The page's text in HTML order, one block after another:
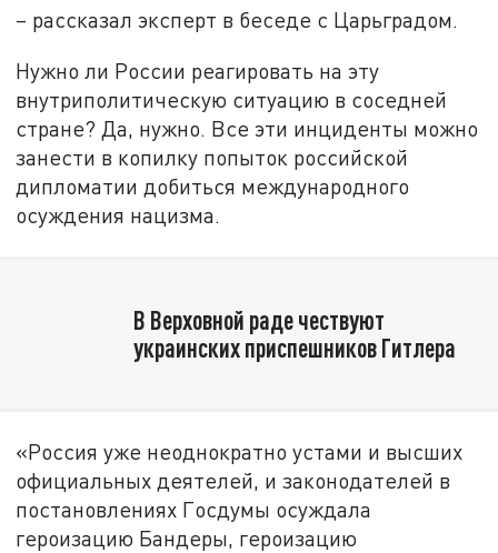
– рассказал эксперт в беседе с Царьградом.
Нужно ли России реагировать на эту
внутриполитическую ситуацию в соседней
стране? Да, нужно. Все эти инциденты можно
занести в копилку попыток российской
дипломатии добиться международного
осуждения нацизма.
В Верховной раде чествуют
украинских приспешников Гитлера
«Россия уже неоднократно устами и высших
официальных деятелей, и законодателей в
постановлениях Госдумы осуждала
героизацию Бандеры, героизацию